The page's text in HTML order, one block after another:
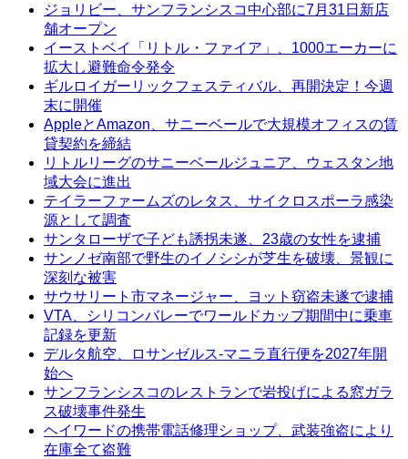
ジョリビー、サンフランシスコ中心部に7月31日新店
舗オープン
イーストベイ「リトル・ファイア」、1000エーカーに
拡大し避難命令発令
ギルロイガーリックフェスティバル、再開決定！今週
末に開催
AppleとAmazon、サニーベールで大規模オフィスの賃
貸契約を締結
リトルリーグのサニーベールジュニア、ウェスタン地
域大会に進出
テイラーファームズのレタス、サイクロスポーラ感染
源として調査
サンタローザで子ども誘拐未遂、23歳の女性を逮捕
サンノゼ南部で野生のイノシシが芝生を破壊、景観に
深刻な被害
サウサリート市マネージャー、ヨット窃盗未遂で逮捕
VTA、シリコンバレーでワールドカップ期間中に乗車
記録を更新
デルタ航空、ロサンゼルス-マニラ直行便を2027年開
始へ
サンフランシスコのレストランで岩投げによる窓ガラ
ス破壊事件発生
ヘイワードの携帯電話修理ショップ、武装強盗により
在庫全て盗難